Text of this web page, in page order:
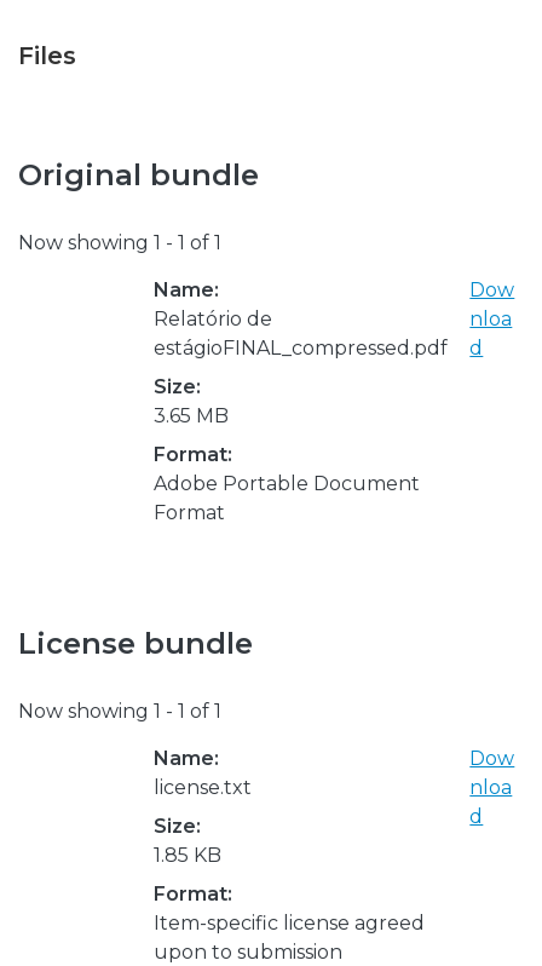
Files
Original bundle
Now showing 1 - 1 of 1
Name:
Relatório de
estágioFINAL_compressed.pdf
Size:
3.65 MB
Format:
Adobe Portable Document
Format
Dow
nloa
d
License bundle
Now showing 1 - 1 of 1
Name:
license.txt
Size:
1.85 KB
Format:
Item-specific license agreed
upon to submission
Dow
nloa
d